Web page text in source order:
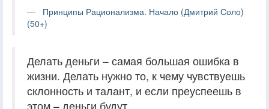
Принципы Рационализма. Начало (Дмитрий Соло)
(50+)
Делать деньги – самая большая ошибка в
жизни. Делать нужно то, к чему чувствуешь
склонность и талант, и если преуспеешь в
этом – деньги будут.